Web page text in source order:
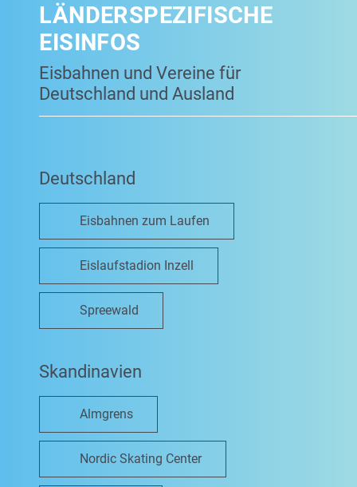
LÄNDERSPEZIFISCHE
EISINFOS
Eisbahnen und Vereine für
Deutschland und Ausland
Deutschland
Eisbahnen zum Laufen
Eislaufstadion Inzell
Spreewald
Skandinavien
Almgrens
Nordic Skating Center